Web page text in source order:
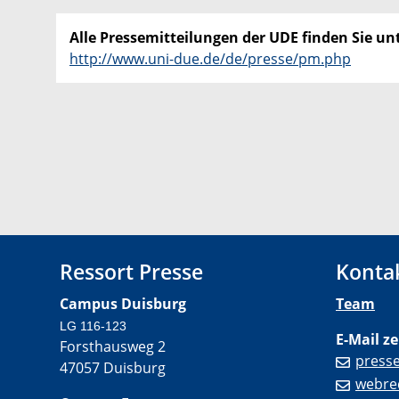
Alle Pressemitteilungen der UDE finden Sie
http://www.uni-due.de/de/presse/pm.php
Ressort Presse
Campus Duisburg
LG 116-123
Forsthausweg 2
47057 Duisburg
Team
E-Mail